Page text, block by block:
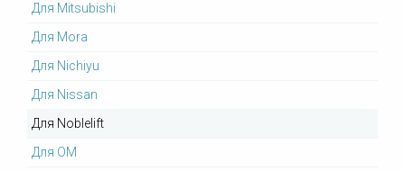
Для Mitsubishi
Для Mora
Для Nichiyu
Для Nissan
Для Noblelift
Для OM